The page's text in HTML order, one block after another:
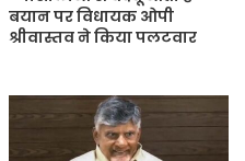
बयान पर विधायक ओपी
श्रीवास्तव ने किया पलटवार